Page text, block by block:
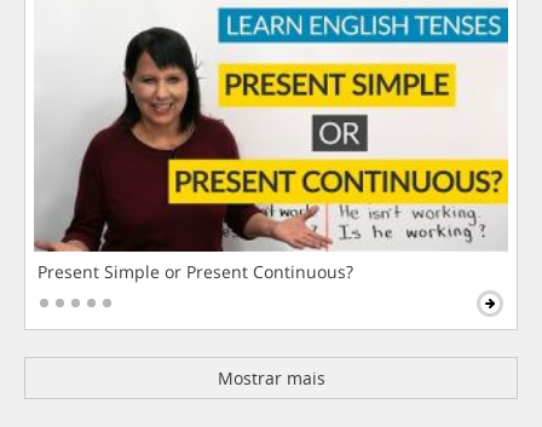
Present Simple or Present Continuous?
Mostrar mais